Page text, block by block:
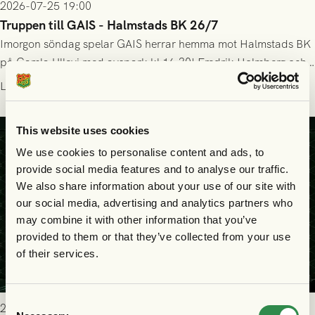
This website uses cookies
We use cookies to personalise content and ads, to
provide social media features and to analyse our traffic.
We also share information about your use of our site with
our social media, advertising and analytics partners who
may combine it with other information that you’ve
provided to them or that they’ve collected from your use
of their services.
Consent
2026-07-25 19:00
Truppen till GAIS - Halmstads BK 26/7
Imorgon söndag spelar GAIS herrar hemma mot Halmstads BK
på Gamla Ullevi med avspark kl 16.30! Fredrik Holmberg och
ledarstaben har tagit ut följande trupp till matchen:
Läs mer
2026-07-25 9:00